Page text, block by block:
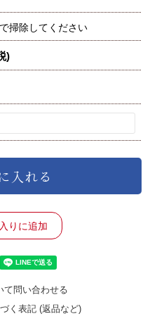
掃除してください
)
りに追加
て問い合わせる
く表記 (返品など)